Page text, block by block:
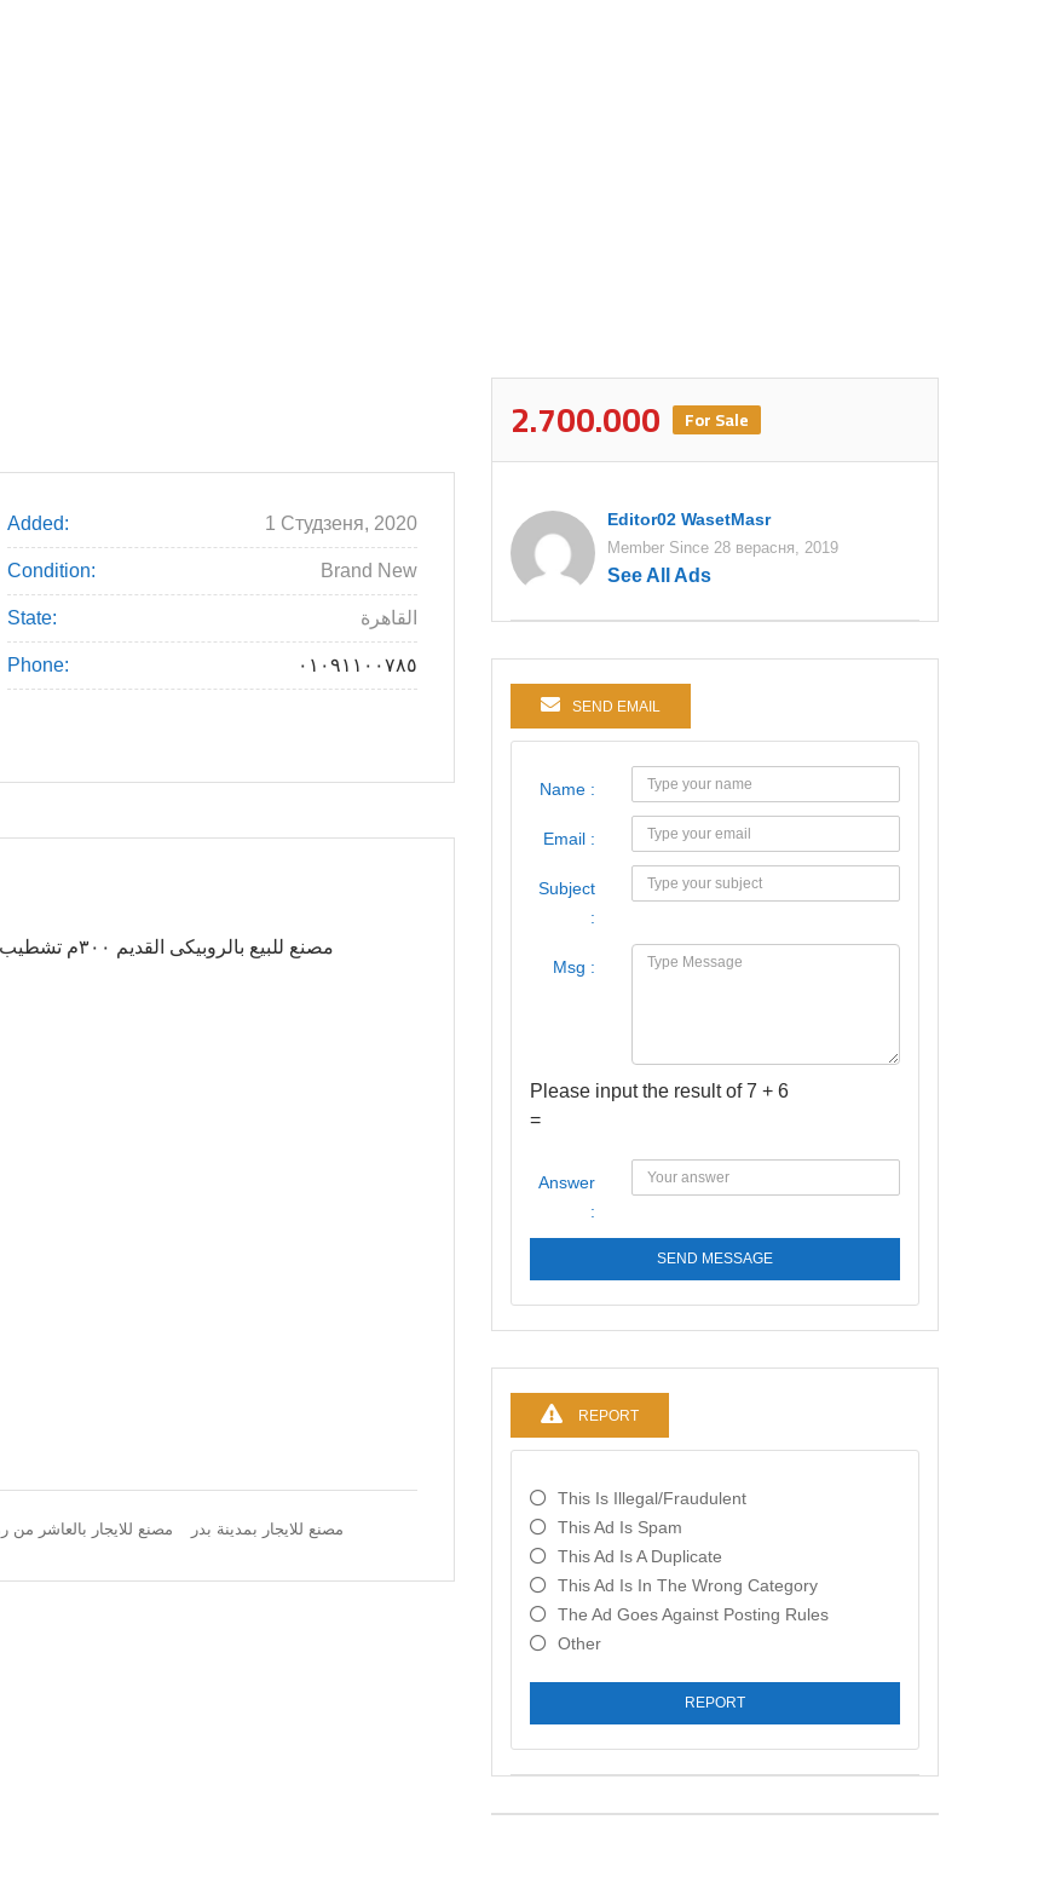
Added: 1 Студзеня, 2020
Condition: Brand New
State: القاهرة
Phone: ٠١٠٩١١٠٠٧٨٥
مصنع للبيع بالروبيكى القديم ٣٠٠م تشطيب سوبر لوكس ٣ادوار كهربا ٥٠ك مطلوب ٢مليون ٧٠٠الف
مصنع للايجار بمدينة بدر مصنع للايجار بالعاشر من
2.700.000 For Sale
Editor02 WasetMasr
Member Since 28 верасня, 2019
See All Ads
SEND EMAIL
Name :
Email :
Subject
:
Msg :
Please input the result of 7 + 6
=
Answer
:
SEND MESSAGE
REPORT
This Is Illegal/fraudulent
This Ad Is Spam
This Ad Is A Duplicate
This Ad Is In The Wrong Category
The Ad Goes Against Posting Rules
Other
REPORT